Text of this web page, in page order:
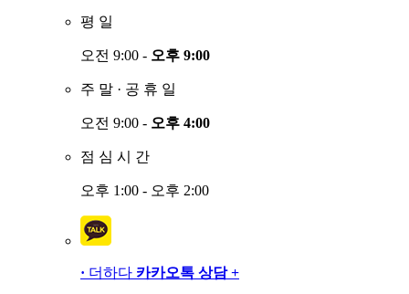
평 일
오전 9:00 - 오후 9:00
주 말 · 공 휴 일
오전 9:00 - 오후 4:00
점 심 시 간
오후 1:00 - 오후 2:00
· 더하다 카카오톡 상담 +